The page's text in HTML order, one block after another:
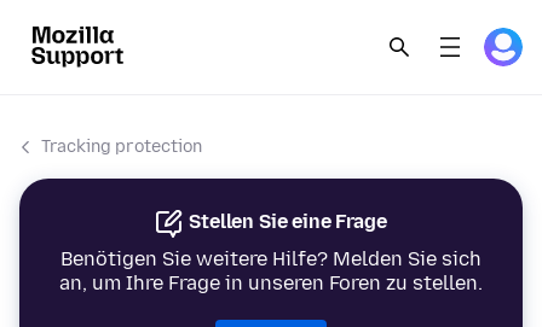
Tracking protection
Stellen Sie eine Frage
Benötigen Sie weitere Hilfe? Melden Sie sich
an, um Ihre Frage in unseren Foren zu stellen.